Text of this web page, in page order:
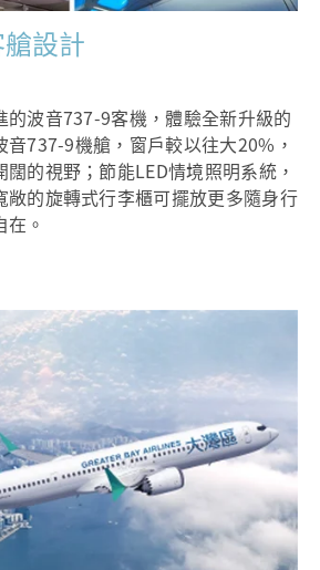
設計
的波音737-9客機，體驗全新升級的
737-9機艙，窗戶較以往大20%，
的視野；節能LED情境照明系統，
敞的旋轉式行李櫃可擺放更多隨身行
。